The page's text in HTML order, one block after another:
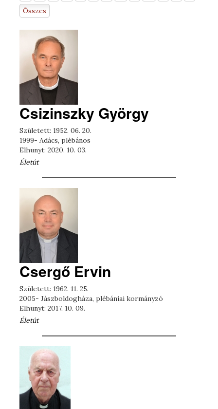
Összes
Csizinszky György
Született: 1952. 06. 20.
1999- Adács, plébános
Elhunyt: 2020. 10. 03.
Életút
Csergő Ervin
Született: 1962. 11. 25.
2005- Jászboldogháza, plébániai kormányzó
Elhunyt: 2017. 10. 09.
Életút